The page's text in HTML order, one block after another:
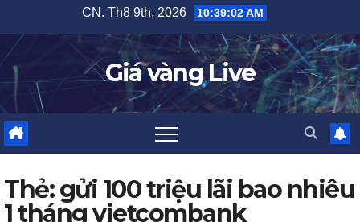
content
CN. Th8 9th, 2026 10:39:02 AM
Giá vàng Live
Thẻ:gửi 100 triệu lãi bao nhiêu
1 tháng vietcombank